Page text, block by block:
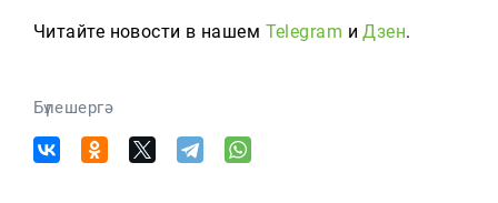
Читайте новости в нашем Telegram иДзен.
Бүлешергә